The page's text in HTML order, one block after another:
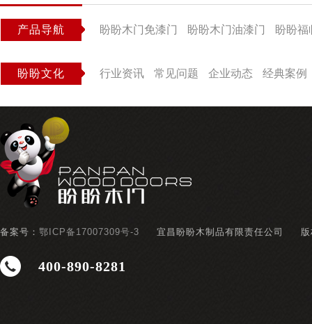
产品导航 盼盼木门免漆门 盼盼木门油漆门 盼盼福
盼盼文化 行业资讯 常见问题 企业动态 经典案例
备案号： 鄂ICP备17007309号-3 宜昌盼盼木制品有限责任公司
400-890-8281